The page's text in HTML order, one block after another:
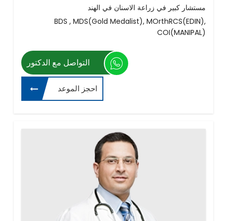
مستشار كبير في زراعة الاسنان في الهند
BDS , MDS(Gold Medalist), MOrthRCS(EDIN),
COI(MANIPAL)
التواصل مع الدكتور
احجز الموعد